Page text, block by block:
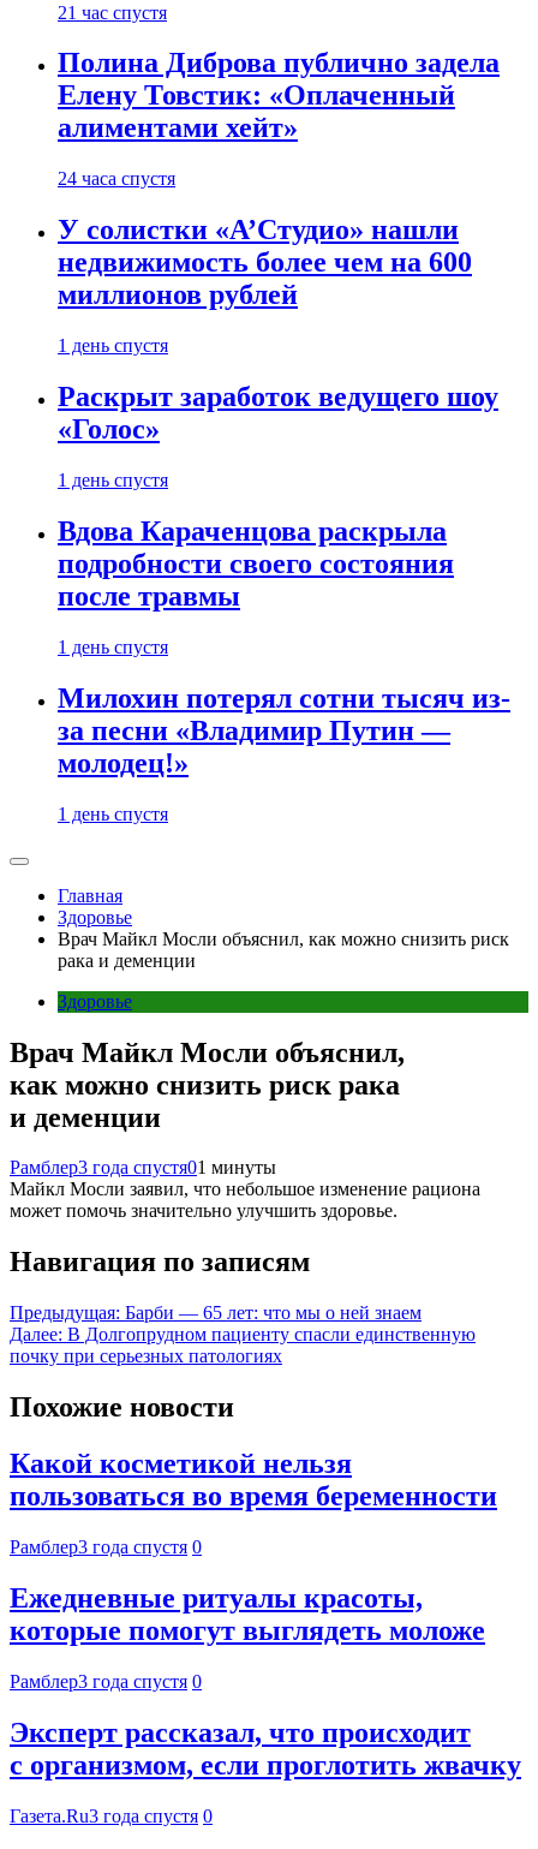
21 час спустя
Полина Диброва публично задела
Елену Товстик: «Оплаченный
алиментами хейт»
24 часа спустя
У солистки «А’Студио» нашли
недвижимость более чем на 600
миллионов рублей
1 день спустя
Раскрыт заработок ведущего шоу
«Голос»
1 день спустя
Вдова Караченцова раскрыла
подробности своего состояния
после травмы
1 день спустя
Милохин потерял сотни тысяч из-
за песни «Владимир Путин —
молодец!»
1 день спустя
Главная
Здоровье
Врач Майкл Мосли объяснил, как можно снизить риск
рака и деменции
Здоровье
Врач Майкл Мосли объяснил,
как можно снизить риск рака
и деменции
Рамблер3 года спустя01 минуты
Майкл Мосли заявил, что небольшое изменение рациона
может помочь значительно улучшить здоровье.
Навигация по записям
Предыдущая: Барби — 65 лет: что мы о ней знаем
Далее: В Долгопрудном пациенту спасли единственную
почку при серьезных патологиях
Похожие новости
Какой косметикой нельзя
пользоваться во время беременности
Рамблер3 года спустя 0
Ежедневные ритуалы красоты,
которые помогут выглядеть моложе
Рамблер3 года спустя 0
Эксперт рассказал, что происходит
с организмом, если проглотить жвачку
Газета.Ru3 года спустя 0